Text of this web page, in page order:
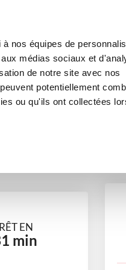
nos équipes de
médias sociaux et
de notre site avec nos
potentiellement
ou qu'ils ont collectées
et
Recettes traditionnelles
EN
min